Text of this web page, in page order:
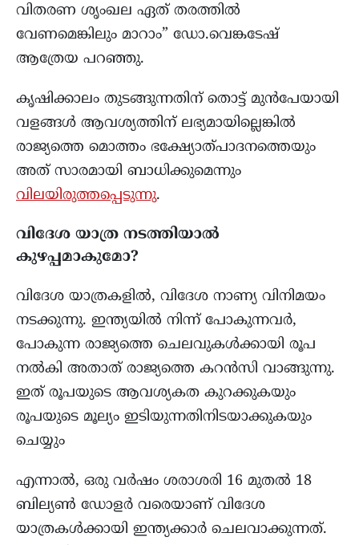
വിതരണ ശൃംഖല ഏത് തരത്തിൽ
വേണമെങ്കിലും മാറാം” ഡോ.വെങ്കടേഷ്
ആത്രേയ പറഞ്ഞു.
കൃഷിക്കാലം തുടങ്ങുന്നതിന് തൊട്ട് മുൻപേയായി
വളങ്ങൾ ആവശ്യത്തിന് ലഭ്യമായില്ലെങ്കിൽ
രാജ്യത്തെ മൊത്തം ഭക്ഷ്യോത്പാദനത്തെയും
അത് സാരമായി ബാധിക്കുമെന്നും
വിലയിരുത്തപ്പെടുന്നു.
വിദേശ യാത്ര നടത്തിയാൽ
കുഴപ്പമാകുമോ?
വിദേശ യാത്രകളിൽ, വിദേശ നാണ്യ വിനിമയം
നടക്കുന്നു. ഇന്ത്യയിൽ നിന്ന് പോകുന്നവർ,
പോകുന്ന രാജ്യത്തെ ചെലവുകൾക്കായി രൂപ
നൽകി അതാത് രാജ്യത്തെ കറൻസി വാങ്ങുന്നു.
ഇത് രൂപയുടെ ആവശ്യകത കുറക്കുകയും
രൂപയുടെ മൂല്യം ഇടിയുന്നതിനിടയാക്കുകയും
ചെയ്യും
എന്നാൽ, ഒരു വർഷം ശരാശരി 16 മുതൽ 18
ബില്യൺ ഡോളർ വരെയാണ് വിദേശ
യാത്രകൾക്കായി ഇന്ത്യക്കാർ ചെലവാക്കുന്നത്.